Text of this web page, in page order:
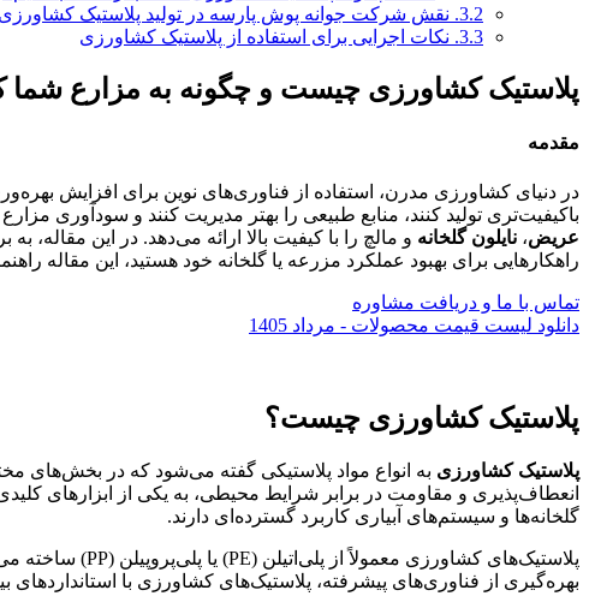
3.2. نقش شرکت جوانه پوش پارسه در تولید پلاستیک کشاورزی
3.3. نکات اجرایی برای استفاده از پلاستیک کشاورزی
پلاستیک کشاورزی چیست و چگونه به مزارع
مقدمه
در دنیای کشاورزی مدرن، استفاده از فناوری‌های نوین برای افزایش
باکیفیت‌تری تولید کنند، منابع طبیعی را بهتر مدیریت کنند و سودآوری
عریض، نایلون گلخانه و مالچ را با کیفیت بالا ارائه می‌دهد. در این
راهکارهایی برای بهبود عملکرد مزرعه یا گلخانه خود هستید، این مقاله
تماس با ما و دریافت مشاوره
دانلود لیست قیمت محصولات - مرداد 1405
پلاستیک کشاورزی چیست؟
پلاستیک کشاورزی به انواع مواد پلاستیکی گفته می‌شود که در بخش‌های
انعطاف‌پذیری و مقاومت در برابر شرایط محیطی، به یکی از ابزارهای
گلخانه‌ها و سیستم‌های آبیاری کاربرد گسترده‌ای دارند.
پلاستیک‌های کشاورزی معمولاً از پلی‌اتیلن (PE) یا پلی‌پروپیلن (PP) ساخته می‌شوند و در اشکال مختلفی مانند فیلم‌های نازک، ورق‌های عریض، یا پوشش‌های محافظ تولید می‌شوند. شرکت
بهره‌گیری از فناوری‌های پیشرفته، پلاستیک‌های کشاورزی با استانداردهای